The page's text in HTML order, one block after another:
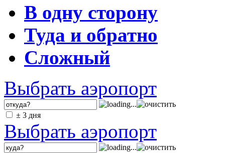
В одну сторону
Туда и обратно
Сложный
Выбрать аэропорт
± 3 дня
Выбрать аэропорт